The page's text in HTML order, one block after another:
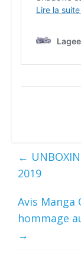
←
2019
Avis Manga
hommage
→